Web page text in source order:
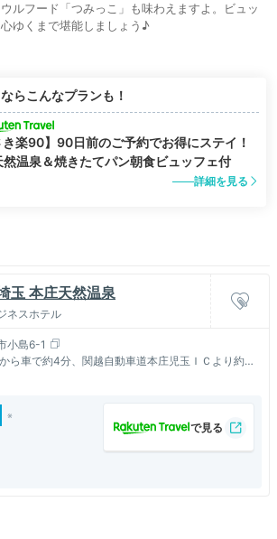
ルフード「つみっこ」も味わえますよ。ビュッ
ゆくまで堪能しましょう♪
らこんなプランも！
き楽90】90日前のご予約でお得にステイ！
温泉＆焼きたてパン朝食ビュッフェ付
詳細を見る
玉 本庄天然温泉
ネスホテル
小島6-1
ら車で約4分、関越自動車道本庄児玉ＩＣより約10